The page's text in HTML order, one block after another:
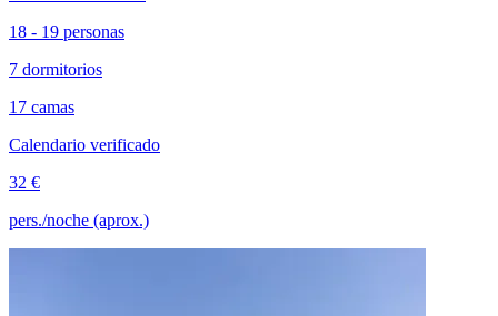
18 - 19 personas
7 dormitorios
17 camas
Calendario verificado
32 €
pers./noche (aprox.)